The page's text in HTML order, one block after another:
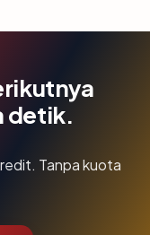
detik.
Tanpa kuota